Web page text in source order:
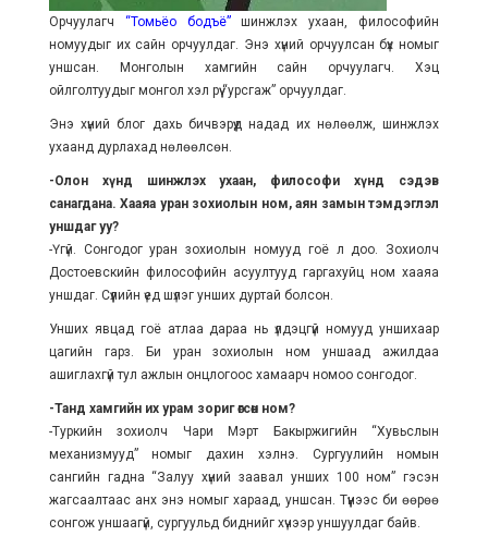
Орчуулагч “Томьёо бодъё”шинжлэх ухаан, философийн
номуудыг их сайн орчуулдаг. Энэ хүний орчуулсан бүх номыг
уншсан. Монголын хамгийн сайн орчуулагч. Хэцүү
ойлголтуудыг монгол хэл рүү “урсгаж” орчуулдаг.
Энэ хүний блог дахь бичвэрүүд надад их нөлөөлж, шинжлэх
ухаанд дурлахад нөлөөлсөн.
-Олон хүнд шинжлэх ухаан, философи хүнд сэдэв
санагдана. Хааяа уран зохиолын ном, аян замын тэмдэглэл
уншдаг уу?
-Үгүй. Сонгодог уран зохиолын номууд гоё л доо. Зохиолч
Достоевскийн философийн асуултууд гаргахуйц ном хааяа
уншдаг. Сүүлийн үед шүлэг унших дуртай болсон.
Унших явцад гоё атлаа дараа нь үлдэцгүй номууд уншихаар
цагийн гарз. Би уран зохиолын ном уншаад ажилдаа
ашиглахгүй тул ажлын онцлогоос хамаарч номоо сонгодог.
-Танд хамгийн их урам зориг өгсөн ном?
-Туркийн зохиолч Чари Мэрт Бакыржигийн “Хувьслын
механизмууд” номыг дахин хэлнэ. Сургуулийн номын
сангийн гадна “Залуу хүний заавал унших 100 ном” гэсэн
жагсаалтаас анх энэ номыг хараад, уншсан. Түүнээс би өөрөө
сонгож уншаагүй, сургуульд биднийг хүчээр уншуулдаг байв.